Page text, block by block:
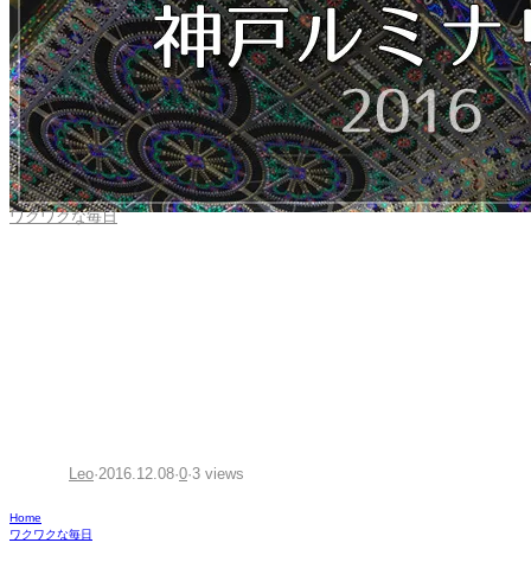
ワクワクな毎日
Leo·2016.12.08·0·3 views
Home
ワクワクな毎日